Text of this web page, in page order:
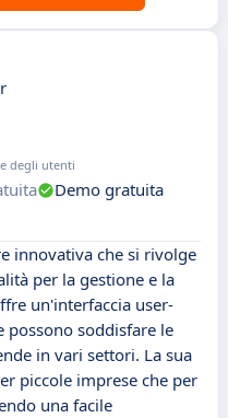
degli utenti
Demo gratuita
innovativa che si rivolge
per la gestione e la
un'interfaccia user-
possono soddisfare le
in vari settori. La sua
piccole imprese che per
una facile